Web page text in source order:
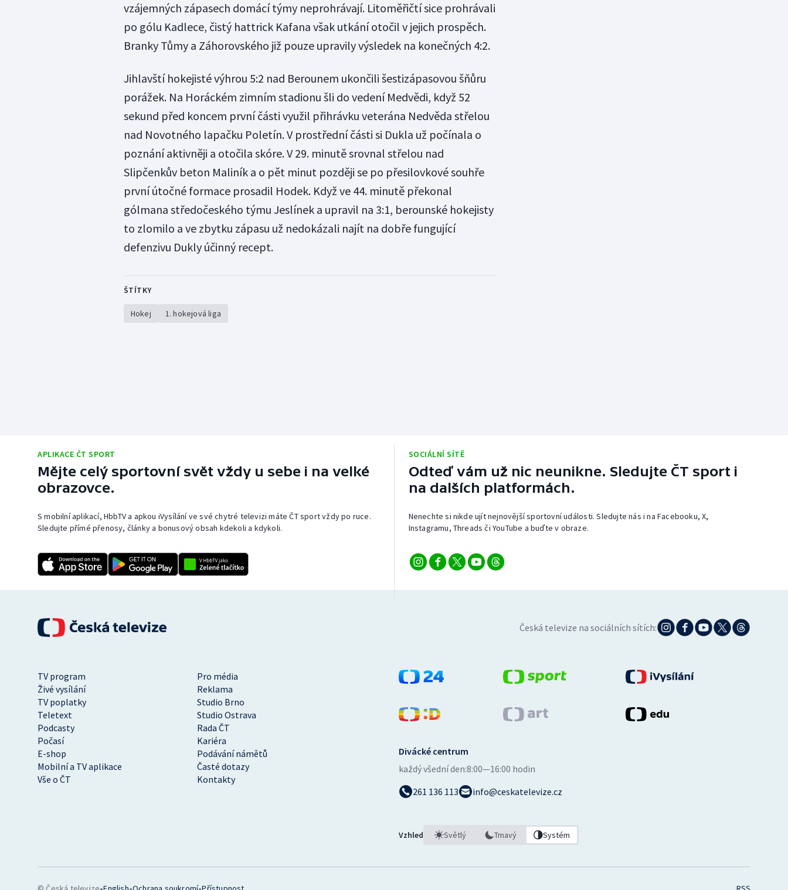
vzájemných zápasech domácí týmy neprohrávají. Litoměřičtí sice prohrávali
po gólu Kadlece, čistý hattrick Kafana však utkání otočil v jejich prospěch.
Branky Tůmy a Záhorovského již pouze upravily výsledek na konečných 4:2.
Jihlavští hokejisté výhrou 5:2 nad Berounem ukončili šestizápasovou šňůru
porážek. Na Horáckém zimním stadionu šli do vedení Medvědi, když 52
sekund před koncem první části využil přihrávku veterána Nedvěda střelou
nad Novotného lapačku Poletín. V prostřední části si Dukla už počínala o
poznání aktivněji a otočila skóre. V 29. minutě srovnal střelou nad
Slipčenkův beton Maliník a o pět minut později se po přesilovkové souhře
první útočné formace prosadil Hodek. Když ve 44. minutě překonal
gólmana středočeského týmu Jeslínek a upravil na 3:1, berounské hokejisty
to zlomilo a ve zbytku zápasu už nedokázali najít na dobře fungující
defenzivu Dukly účinný recept.
ŠTÍTKY
Hokej 1. hokejová liga
APLIKACE ČT SPORT
Mějte celý sportovní svět vždy u sebe i na velké
obrazovce.
S mobilní aplikací, HbbTV a apkou iVysílání ve své chytré televizi máte ČT sport vždy po ruce.
Sledujte přímé přenosy, články a bonusový obsah kdekoli a kdykoli.
SOCIÁLNÍ SÍTĚ
Odteď vám už nic neunikne. Sledujte ČT sport i
na dalších platformách.
Nenechte si nikde ujít nejnovější sportovní události. Sledujte nás i na Facebooku, X,
Instagramu, Threads či YouTube a buďte v obraze.
Česká televize na sociálních sítích:
TV program
Pro média
Živé vysílání
Reklama
TV poplatky
Studio Brno
Teletext
Studio Ostrava
Podcasty
Rada ČT
Počasí
Kariéra
E-shop
Podávání námětů
Mobilní a TV aplikace
Časté dotazy
Vše o ČT
Kontakty
Divácké centrum
každý všední den:8:00—16:00 hodin
261 136 113
info@ceskatelevize.cz
Vzhled Světlý Tmavý Systém